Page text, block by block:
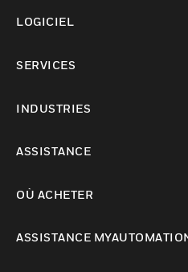
LOGICIEL
SERVICES
INDUSTRIES
ASSISTANCE
OÙ ACHETER
ASSISTANCE